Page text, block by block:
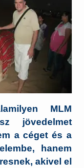
MLM
jövedelmet
a céget és a
hanem
akivel el